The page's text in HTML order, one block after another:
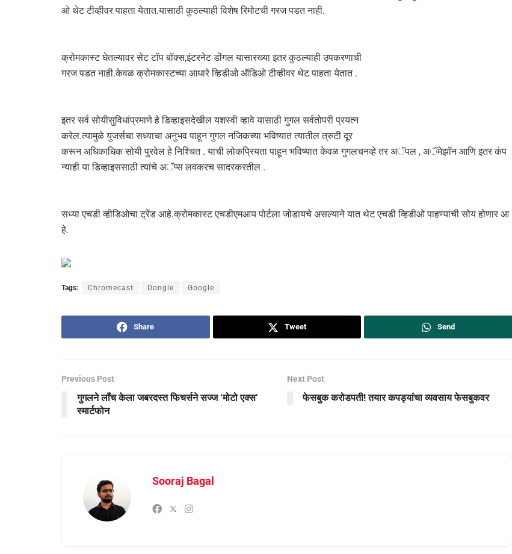
ओ थेट टीव्हीवर पाहता येतात.यासाठी कुठल्याही विशेष रिमोटची गरज पडत नाही.
क्रोमकास्ट घेतल्यावर सेट टॉप बॉक्स,इंटरनेट डोंगल यासारख्या इतर कुठल्याही उपकरणाची
गरज पडत नाही.केवळ क्रोमकास्टच्या आधारे व्हिडीओ ऑडिओ टीव्हीवर थेट पाहता येतात .
इतर सर्व सोयीसुविधांप्रमाणे हे डिव्हाइसदेखील यशस्वी व्हावे यासाठी गुगल सर्वतोपरी प्रयत्न
करेल.त्यामुळे युजर्सचा सध्याचा अनुभव पाहून गुगल नजिकच्या भविष्यात त्यातील त्रुटी दूर
करून अधिकाधिक सोयी पुरवेल हे निश्चित . याची लोकप्रियता पाहून भविष्यात केवळ गुगलचनव्हे तर अॅपल , अॅमेझॉन आणि इतर कंप
न्याही या डिव्हाइससाठी त्यांचे अॅप्स लवकरच सादरकरतील .
सध्या एचडी व्हीडिओचा ट्रेंड आहे.क्रोमकास्ट एचडीएमआय पोर्टला जोडायचे असल्याने यात थेट एचडी व्हिडीओ पाहण्याची सोय होणार आ
हे.
Tags: Chromecast Dongle Google
Share Tweet Send
Previous Post
गुगलने लॉंच केला जबरदस्‍त फिचर्सने सज्‍ज ‘मोटो एक्‍स’
स्‍मार्टफोन
Next Post
फेसबुक करोडपती! तयार कपड्यांचा व्यवसाय फेसबुकवर
Sooraj Bagal